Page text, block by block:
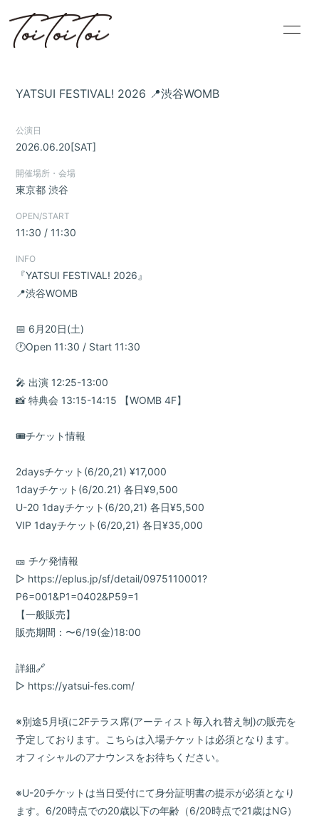
DISCOGRAPHY
VIDEO
無料会員登録
YATSUI FESTIVAL! 2026 📍渋谷WOMB
公演日
2026.06.20[SAT]
開催場所・会場
東京都渋谷
OPEN/START
11:30 / 11:30
INFO
『YATSUI FESTIVAL! 2026』
📍渋谷WOMB
📅 6月20日(土)
🕐Open 11:30 / Start 11:30
🎤 出演 12:25-13:00
📸 特典会 13:15-14:15 【WOMB 4F】
🎟️チケット情報
2daysチケット(6/20,21) ¥17,000
1dayチケット(6/20.21) 各日¥9,500
U-20 1dayチケット(6/20,21) 各日¥5,500
VIP 1dayチケット(6/20,21) 各日¥35,000
🎫 チケ発情報
▷ https://eplus.jp/sf/detail/0975110001?
P6=001&P1=0402&P59=1
【一般販売】
販売期間：〜6/19(金)18:00
詳細🔗
▷ https://yatsui-fes.com/
※別途5月頃に2Fテラス席(アーティスト毎入れ替え制)の販売を
予定しております。こちらは入場チケットは必須となります。
オフィシャルのアナウンスをお待ちください。
※U-20チケットは当日受付にて身分証明書の提示が必須となり
ます。6/20時点での20歳以下の年齢（6/20時点で21歳はNG）